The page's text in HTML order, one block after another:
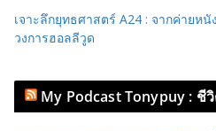
เจาะลึกยุทธศาสตร์ A24 : จากค่าย
วงการฮอลลีวูด
My Podcast Tonypuy : ชี